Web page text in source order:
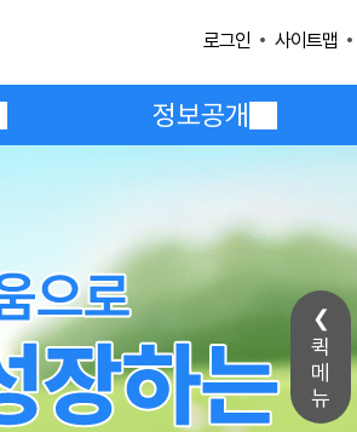
퀵
메
뉴
로그인 사이트맵
정보공개